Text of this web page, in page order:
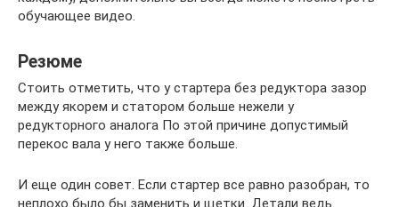
обучающее видео.
Резюме
Стоить отметить, что у стартера без редуктора зазор
между якорем и статором больше нежели у
редукторного аналога По этой причине допустимый
перекос вала у него также больше.
И еще один совет. Если стартер все равно разобран, то
неплохо было бы заменить и щетки. Детали ведь